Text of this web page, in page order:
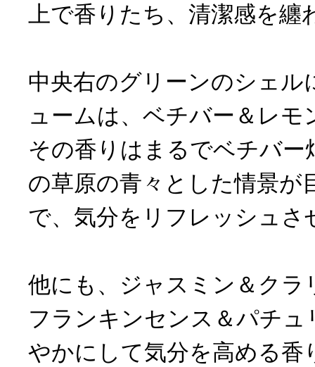
上で香りたち、清潔感を纏
中央右のグリーンのシェル
ュームは、ベチバー＆レモ
その香りはまるでベチバ
の草原の青々とした情景が
で、気分をリフレッシュさ
他にも、ジャスミン＆クラ
フランキンセンス＆パチュ
やかにして気分を高める香